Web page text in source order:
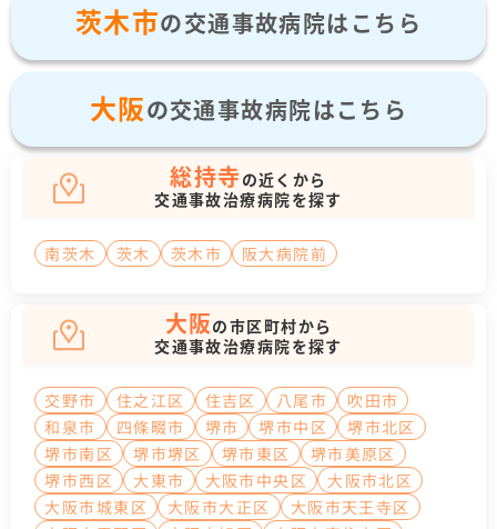
茨木市の交通事故病院はこちら
大阪の交通事故病院はこちら
総持寺 の近くから
交通事故治療病院を探す
南茨木 茨木 茨木市 阪大病院前
大阪の市区町村から
交通事故治療病院を探す
交野市 住之江区 住吉区 八尾市
吹田市
和泉市
四條畷市 堺市 堺市中区
堺市北区
堺市南区
堺市堺区 堺市東区
堺市美原区
堺市西区
大東市 大阪市中央区
大阪市北区
大阪市城東区
大阪市大正区
大阪市天王寺区